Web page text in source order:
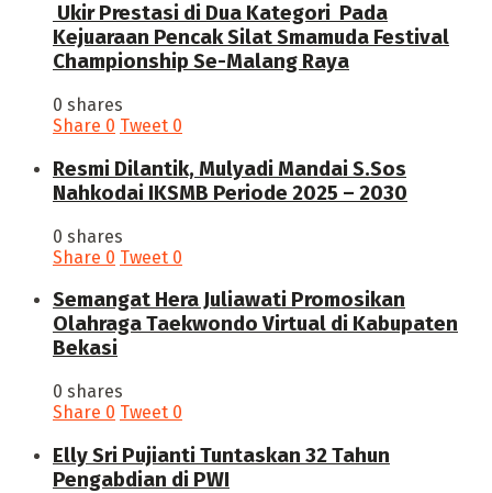
Ukir Prestasi di Dua Kategori Pada
Kejuaraan Pencak Silat Smamuda Festival
Championship Se-Malang Raya
0 shares
Share 0 Tweet 0
Resmi Dilantik, Mulyadi Mandai S.Sos
Nahkodai IKSMB Periode 2025 – 2030
0 shares
Share 0 Tweet 0
Semangat Hera Juliawati Promosikan
Olahraga Taekwondo Virtual di Kabupaten
Bekasi
0 shares
Share 0 Tweet 0
Elly Sri Pujianti Tuntaskan 32 Tahun
Pengabdian di PWI